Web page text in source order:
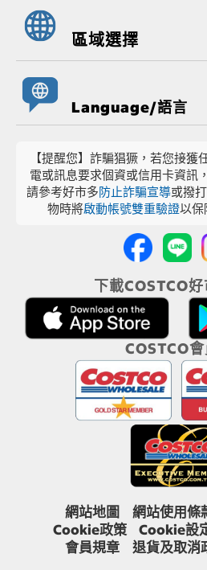
區域選擇
Language/語言
【提醒您】詐騙猖獗，若您接獲
電或訊息要求個資或信用卡資訊
請參考好市多防止詐騙宣導或撥
物時將啟動帳號雙重驗證以保
下載COSTCO
COSTCO
網站地圖 網站使用條
Cookie政策
Cookie設
會員規章
退貨及取消